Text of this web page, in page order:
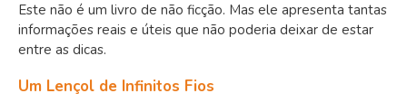
Este não é um livro de não ficção. Mas ele apresenta tantas
informações reais e úteis que não poderia deixar de estar
entre as dicas.
Um Lençol de Infinitos Fios